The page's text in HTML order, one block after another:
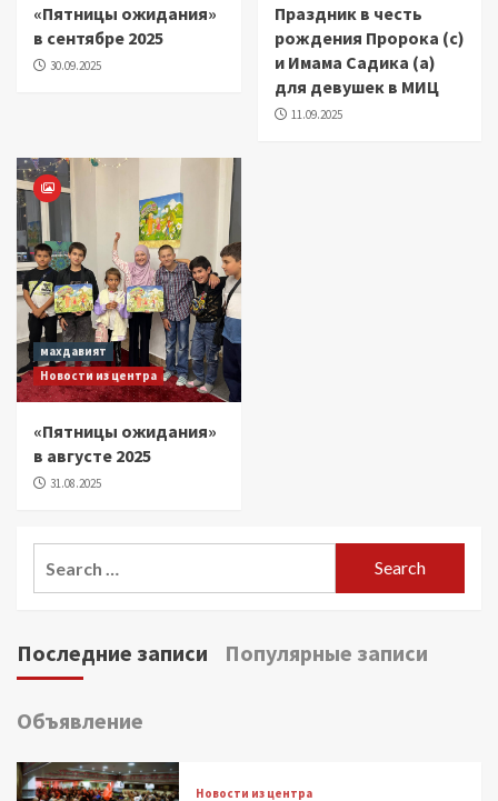
«Пятницы ожидания»
в сентябре 2025
30.09.2025
Праздник в честь
рождения Пророка (с)
и Имама Садика (а)
для девушек в МИЦ
11.09.2025
махдавият
Новости из центра
«Пятницы ожидания»
в августе 2025
31.08.2025
Последние записи Популярные записи
Объявление
Новости из центра